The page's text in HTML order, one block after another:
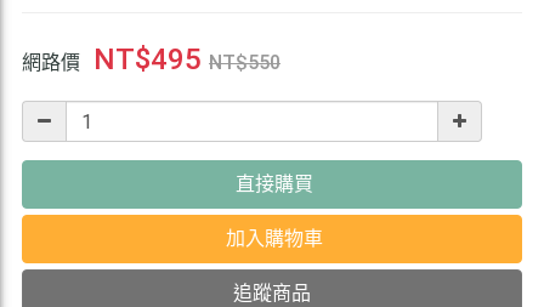
網路價 NT$495 NT$550
直接購買
加入購物車
追蹤商品